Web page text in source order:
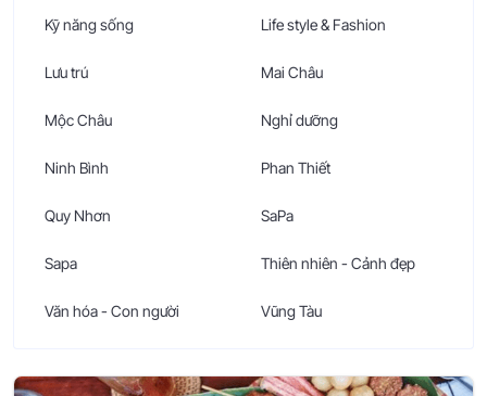
Kỹ năng sống Life style & Fashion
Lưu trú Mai Châu
Mộc Châu Nghỉ dưỡng
Ninh Bình Phan Thiết
Quy Nhơn SaPa
Sapa Thiên nhiên - Cảnh đẹp
Văn hóa - Con người Vũng Tàu